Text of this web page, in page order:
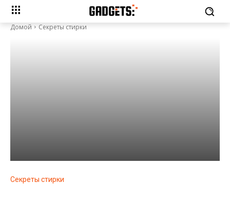
Домой Секреты стирки
Секреты стирки